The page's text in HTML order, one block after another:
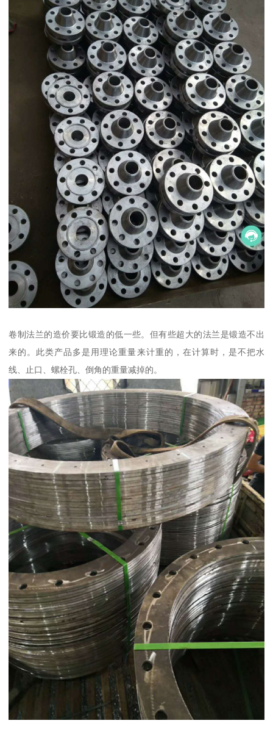
卷制法兰的造价要比锻造的低一些。但有些超大的法兰是锻造不出
来的。此类产品多是用理论重量来计重的，在计算时，是不把水
线、止口、螺栓孔、倒角的重量减掉的。